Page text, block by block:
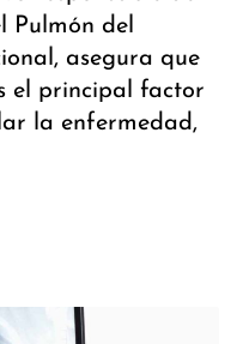
Pulmón del
asegura que
el principal factor
la enfermedad,